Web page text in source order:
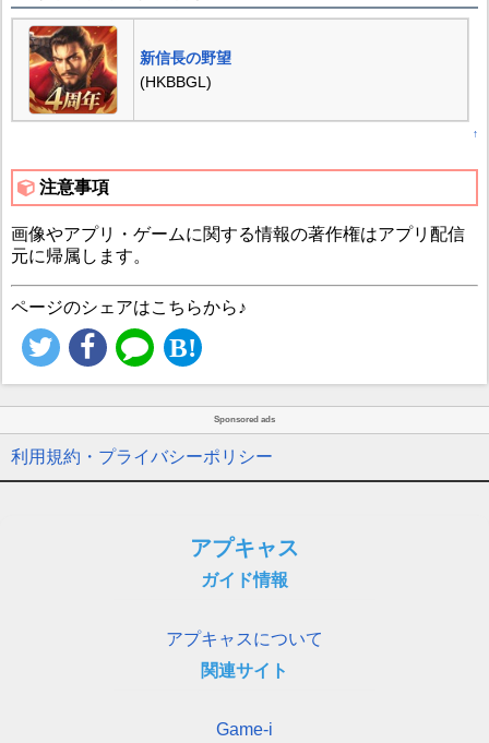
新信長の野望
(HKBBGL)
↑
注意事項
画像やアプリ・ゲームに関する情報の著作権はアプリ配信
元に帰属します。
ページのシェアはこちらから♪
Sponsored ads
利用規約・プライバシーポリシー
アプキャス
ガイド情報
アプキャスについて
関連サイト
Game-i